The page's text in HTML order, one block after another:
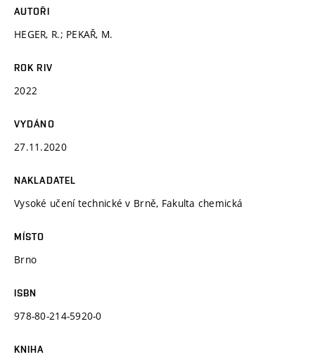
AUTOŘI
HEGER, R.; PEKAŘ, M.
ROK RIV
2022
VYDÁNO
27.11.2020
NAKLADATEL
Vysoké učení technické v Brně, Fakulta chemická
MÍSTO
Brno
ISBN
978-80-214-5920-0
KNIHA